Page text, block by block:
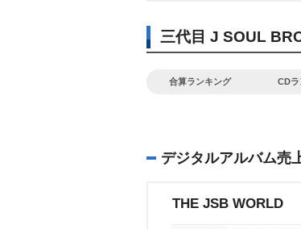
三代目 J SOUL
合算ランキング CDラ
デジタルアルバム売
THE JSB WORLD